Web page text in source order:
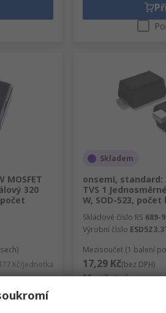
MOSFET
320
Kč/jednotka
Skladem
onsemi, standard:
TVS 1
W, SOD-523,
Skladové číslo RS 689-
Výrobní číslo
Mezisoučet (1 balení
17,29 Kč(bez DPH)
Množství